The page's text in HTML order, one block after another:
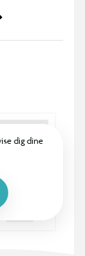
en strøm
dig dine